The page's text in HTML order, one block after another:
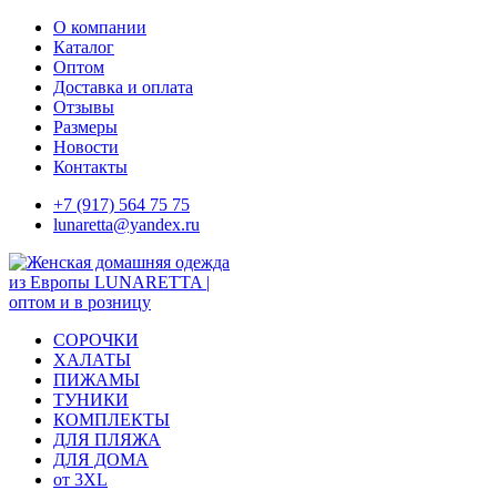
Skip
content
О компании
Каталог
Оптом
Доставка и оплата
Отзывы
Размеры
Новости
Контакты
+7 (917) 564 75 75
lunaretta@yandex.ru
СОРОЧКИ
ХАЛАТЫ
ПИЖАМЫ
ТУНИКИ
КОМПЛЕКТЫ
ДЛЯ ПЛЯЖА
ДЛЯ ДОМА
от 3XL